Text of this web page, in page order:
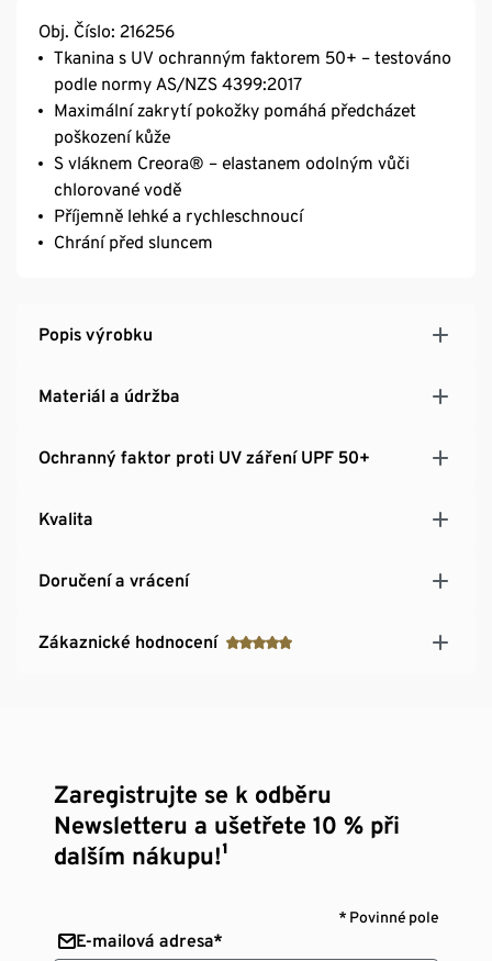
Obj. Číslo: 216256
Tkanina s UV ochranným faktorem 50+ – testováno
podle normy AS/NZS 4399:2017
Maximální zakrytí pokožky pomáhá předcházet
poškození kůže
S vláknem Creora® – elastanem odolným vůči
chlorované vodě
Příjemně lehké a rychleschnoucí
Chrání před sluncem
Popis výrobku
Materiál a údržba
Ochranný faktor proti UV záření UPF 50+
Kvalita
Doručení a vrácení
Zákaznické hodnocení
Zaregistrujte se k odběru
Newsletteru a ušetřete 10 % při
dalším nákupu!¹
* Povinné pole
E-mailová adresa*